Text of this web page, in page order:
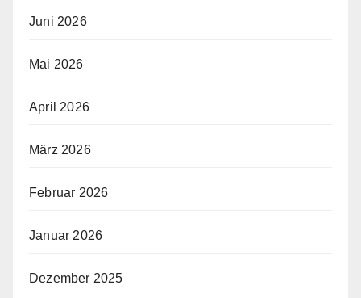
Juni 2026
Mai 2026
April 2026
März 2026
Februar 2026
Januar 2026
Dezember 2025